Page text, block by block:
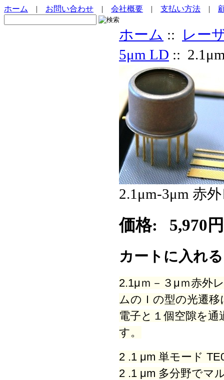
ホーム | お問い合わせ | 会社概要 | 支払い方法 |
ホーム ::
レー
5μm LD ::
2.1μm-3μm 赤
価格: 5,970円
カートに入れ
2.1μｍ－３μｍ赤外
ムのＩの型の光遷
電子と１個空隙を
す。
2 .1 μm 単モード
2 .1 μm 多分野でマ